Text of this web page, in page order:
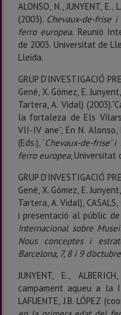
ALONSO, N., JUNYENT, E.,
(2003). Chevaux-de-frise
ferro europea. Reunió
de 2003. Universitat de
Lleida.
GRUP D’INVESTIGACIÓ
Gené, X. Gómez, E.
Tartera, A. Vidal)
la fortaleza de Els Vilars
VII-IV ane”, En N. Alonso,
(Eds.), ‘Chevaux-de-
ferro europea, Universitat
GRUP D’INVESTIGACIÓ
Gené, X. Gómez, E.
Tartera, A. Vidal),
i presentació al públic de
Internacional sobre
Nous conceptes i
Barcelona, 7, 8 i 9
JUNYENT, E.,
campament aqueu a la
LAFUENTE, J.B. LÓPEZ